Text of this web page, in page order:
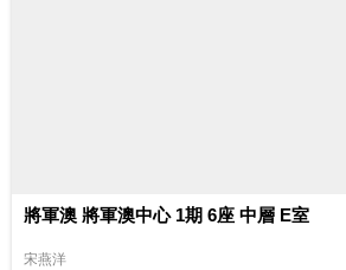
將軍澳 將軍澳中心 1期 6座 中層 E室
宋燕洋